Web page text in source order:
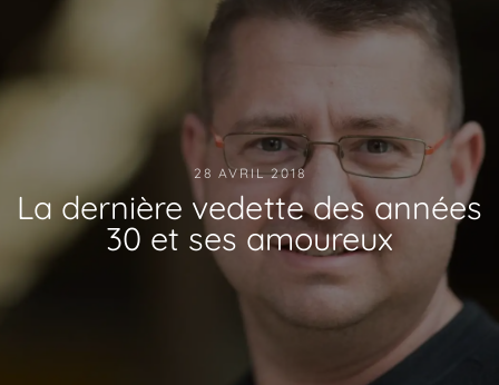
28 AVRIL 2018
La dernière vedette des années
30 et ses amoureux